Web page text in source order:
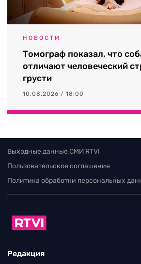
НОВОСТИ
Томограф показал, что
отличают человеческий
грусти
10.08.2026 / 18:00
Выходные данные СМИ RTVI
Пользовательское соглашение
Политика обработки персональных
Редакция